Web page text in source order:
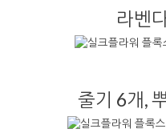
라벤
줄기 6개,